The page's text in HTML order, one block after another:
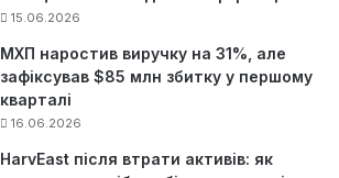
15.06.2026
МХП наростив виручку на 31%, але
зафіксував $85 млн збитку у першому
кварталі
16.06.2026
HarvEast після втрати активів: як